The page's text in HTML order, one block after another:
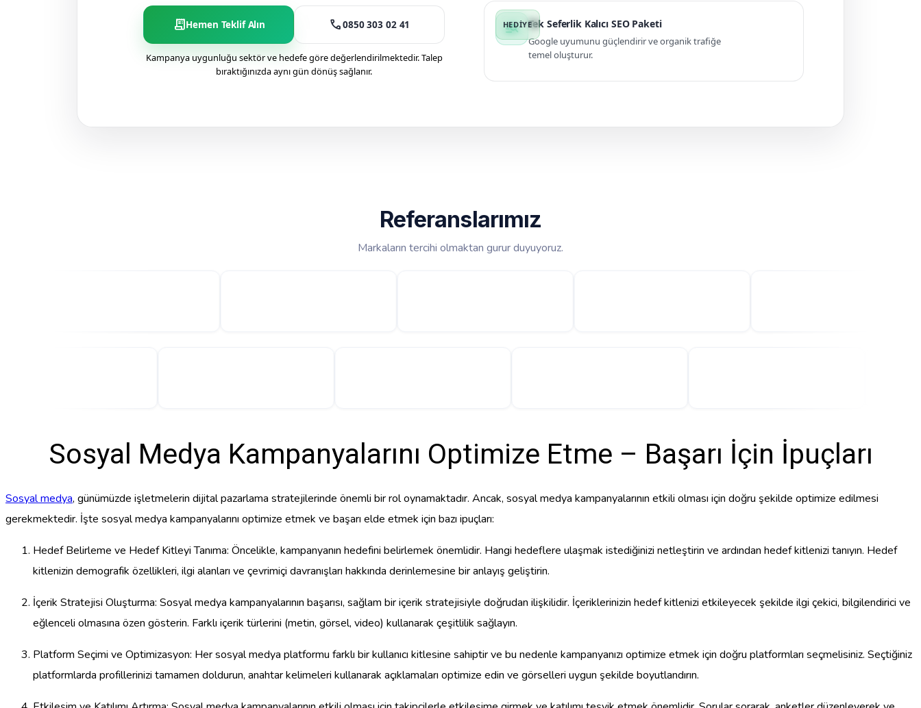
receipt_longHemen Teklif Alın call0850 303 02 41
Kampanya uygunluğu sektör ve hedefe göre değerlendirilmektedir. Talep
bıraktığınızda aynı gün dönüş sağlanır.
manage_search Tek Seferlik Kalıcı SEO Paketi
Google uyumunu güçlendirir ve organik trafiğe
temel oluşturur.
Referanslarımız
Markaların tercihi olmaktan gurur duyuyoruz.
Sosyal Medya Kampanyalarını Optimize Etme – Başarı İçin İpuçları
Sosyal medya, günümüzde işletmelerin dijital pazarlama stratejilerinde önemli bir rol oynamaktadır. Ancak, sosyal medya kampanyalarının etkili olması için doğru şekilde optimize edilmesi
gerekmektedir. İşte sosyal medya kampanyalarını optimize etmek ve başarı elde etmek için bazı ipuçları:
Hedef Belirleme ve Hedef Kitleyi Tanıma: Öncelikle, kampanyanın hedefini belirlemek önemlidir. Hangi hedeflere ulaşmak istediğinizi netleştirin ve ardından hedef kitlenizi tanıyın. Hedef
kitlenizin demografik özellikleri, ilgi alanları ve çevrimiçi davranışları hakkında derinlemesine bir anlayış geliştirin.
İçerik Stratejisi Oluşturma: Sosyal medya kampanyalarının başarısı, sağlam bir içerik stratejisiyle doğrudan ilişkilidir. İçeriklerinizin hedef kitlenizi etkileyecek şekilde ilgi çekici, bilgilendirici ve
eğlenceli olmasına özen gösterin. Farklı içerik türlerini (metin, görsel, video) kullanarak çeşitlilik sağlayın.
Platform Seçimi ve Optimizasyon: Her sosyal medya platformu farklı bir kullanıcı kitlesine sahiptir ve bu nedenle kampanyanızı optimize etmek için doğru platformları seçmelisiniz. Seçtiğiniz
platformlarda profillerinizi tamamen doldurun, anahtar kelimeleri kullanarak açıklamaları optimize edin ve görselleri uygun şekilde boyutlandırın.